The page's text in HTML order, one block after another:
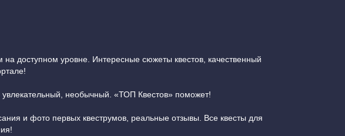
доступном уровне. Интересные сюжеты квестов, качественный
необычный. «ТОП Квестов» поможет!
и фото первых квеструмов, реальные отзывы. Все квесты для